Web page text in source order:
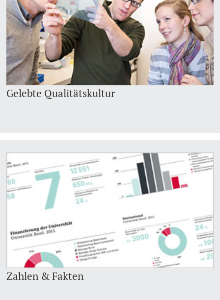
Gelebte Qualitätskultur
Zahlen & Fakten